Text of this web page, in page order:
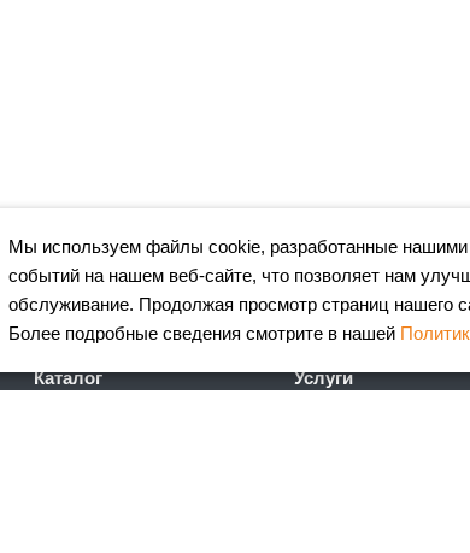
Каталог Услуги
Мы используем файлы cookie, разработанные
событий на нашем веб-сайте, что позволяет нам
обслуживание. Продолжая просмотр страниц нашего
Более подробные сведения смотрите в нашей